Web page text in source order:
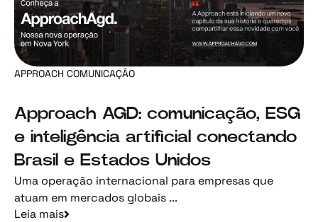
APPROACH COMUNICAÇÃO
Approach AGD: comunicação, ESG
e inteligência artificial conectando
Brasil e Estados Unidos
Uma operação internacional para empresas que
atuam em mercados globais ...
Leia mais